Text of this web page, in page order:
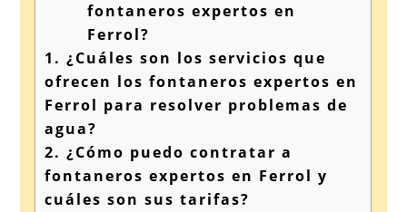
fontaneros expertos en
Ferrol?
1. ¿Cuáles son los servicios que
ofrecen los fontaneros expertos en
Ferrol para resolver problemas de
agua?
2. ¿Cómo puedo contratar a
fontaneros expertos en Ferrol y
cuáles son sus tarifas?